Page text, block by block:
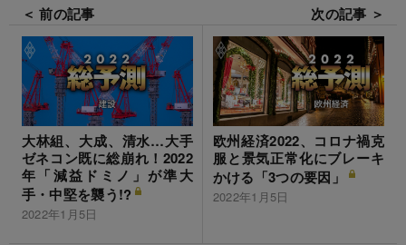
＜ 前の記事
大林組、大成、清水…大手
ゼネコン既に総崩れ！2022
年「減益ドミノ」が準大
手・中堅を襲う!?
2022年1月5日
次の記事 ＞
欧州経済2022、コロナ禍克
服と景気正常化にブレーキ
かける「3つの要因」
2022年1月5日